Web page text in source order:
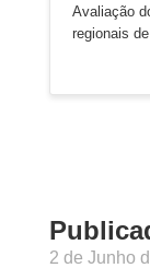
Avaliação
regionais
2 de Junho